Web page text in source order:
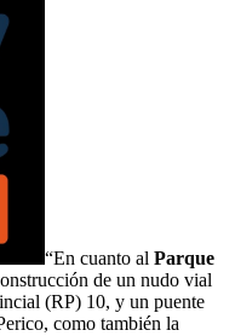
“En cuanto al Parque
de un nudo vial
(RP) 10, y un puente
como también la